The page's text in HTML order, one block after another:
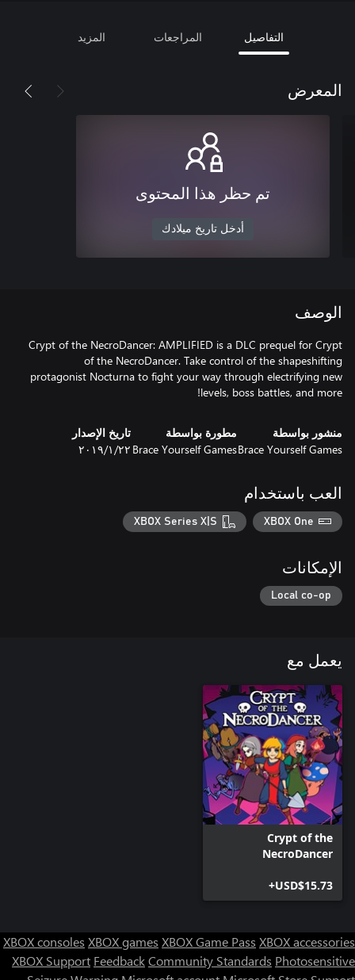
التفاصيل المراجعات المزيد
المعرض
تم حظر هذا المحتوى
أدخل تاريخ ميلادك
الوصف
Crypt of the NecroDancer: AMPLIFIED is a DLC prequel for Crypt
of the NecroDancer. Take control of the shapeshifting
protagonist Nocturna to fight your way through electrifying new
levels, boss battles, and more!
منشور بواسطة
Brace Yourself Games
مطورة بواسطة
Brace Yourself Games
تاريخ الإصدار
٢٢‏/١‏/٢٠١٩
العب باستخدام
XBOX One
XBOX Series X|S
الإمكانات
Local co-op
يعمل مع
Crypt of the
NecroDancer
USD$15.73+
XBOX consoles XBOX games XBOX Game Pass XBOX accessories
XBOX Support FeedbackCommunity Standards Photosensitive